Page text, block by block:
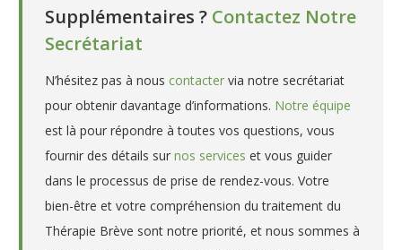
Supplémentaires ? Contactez Notre
Secrétariat
N’hésitez pas à nous contacter via notre secrétariat
pour obtenir davantage d’informations. Notre équipe
est là pour répondre à toutes vos questions, vous
fournir des détails sur nos services et vous guider
dans le processus de prise de rendez-vous. Votre
bien-être et votre compréhension du traitement du
Thérapie Brève sont notre priorité, et nous sommes à